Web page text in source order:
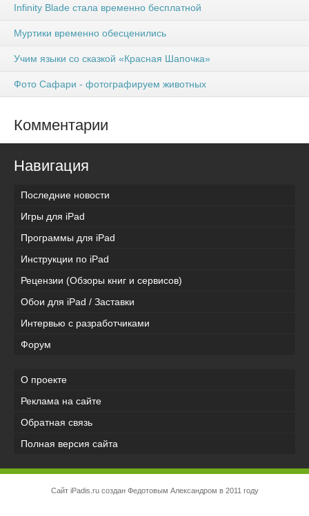
Infinity Blade стала временно бесплатной
Муртики временно обесценились
Учим языки со сказкой «Красная Шапочка»
Фото Сафари - фотографируем животных
Комментарии
Навигация
Последние новости
Игры для iPad
Программы для iPad
Инструкции по iPad
Рецензии (Обзоры книг и сервисов)
Обои для iPad / Заставки
Интервью с разработчиками
Форум
О проекте
Реклама на сайте
Обратная связь
Полная версия сайта
Сайт iPadis.ru создан Федотовым Александром в 2011 году